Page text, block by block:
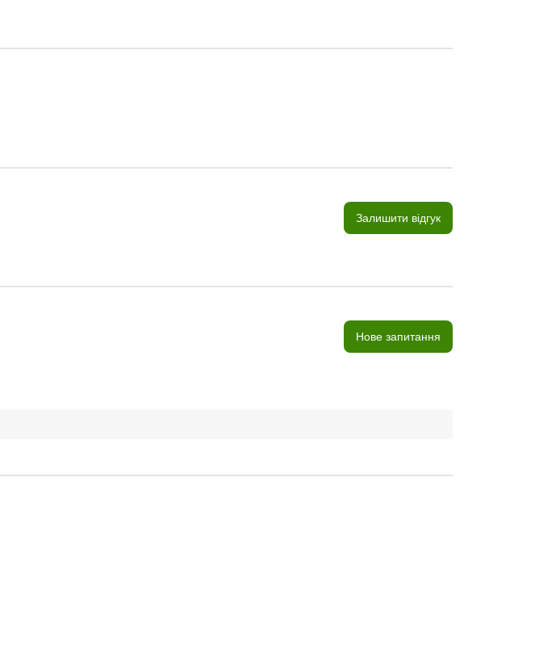
Залишити відгук
Нове запитання